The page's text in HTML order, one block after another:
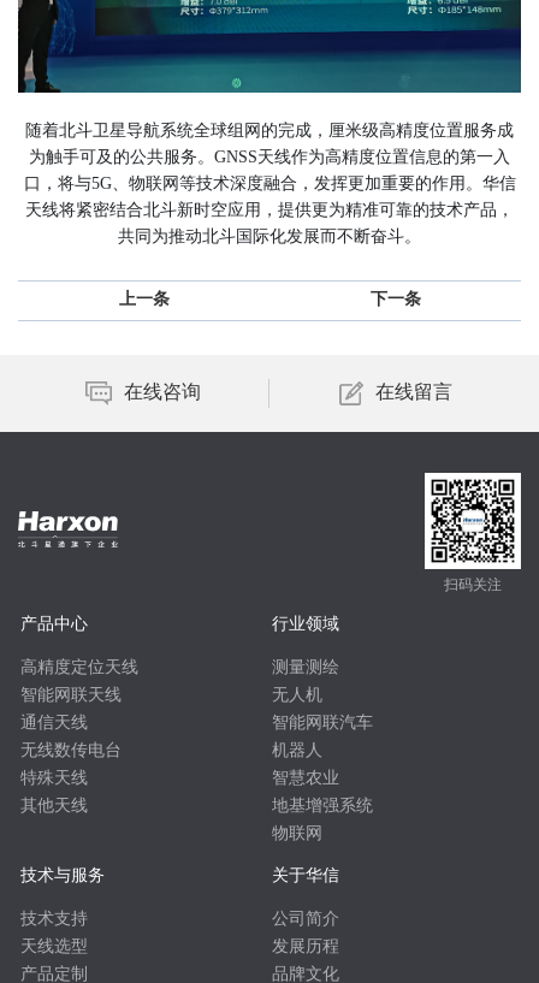
随着北斗卫星导航系统全球组网的完成，厘米级高精度位置服务成
为触手可及的公共服务。GNSS天线作为高精度位置信息的第一入
口，将与5G、物联网等技术深度融合，发挥更加重要的作用。华信
天线将紧密结合北斗新时空应用，提供更为精准可靠的技术产品，
共同为推动北斗国际化发展而不断奋斗。
上一条 下一条
在线咨询 在线留言
扫码关注
产品中心
高精度定位天线
智能网联天线
通信天线
无线数传电台
特殊天线
其他天线
行业领域
测量测绘
无人机
智能网联汽车
机器人
智慧农业
地基增强系统
物联网
技术与服务
技术支持
天线选型
产品定制
关于华信
公司简介
发展历程
品牌文化